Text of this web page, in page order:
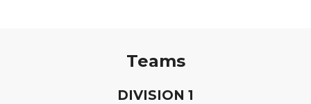
Teams
DIVISION 1